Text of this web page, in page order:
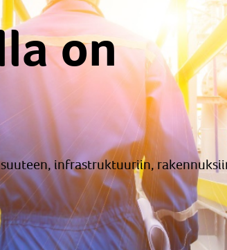
on
infrastruktuuriin,